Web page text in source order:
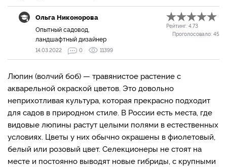
Ольга Никонорова
Опытный садовод,
ландшафтный дизайнер
Рейтинг: 4.73
Проголосовало: 45
14.03.2022 0 11399
Люпин (волчий боб) — травянистое растение с
акварельной окраской цветов. Это довольно
неприхотливая культура, которая прекрасно подходит
для садов в природном стиле. В России есть места, где
видовые люпины растут целыми полями в естественных
условиях. Цветы у них обычно окрашены в фиолетовый,
белый или розовый цвет. Селекционеры не стоят на
месте и постоянно выводят новые гибриды, с крупными